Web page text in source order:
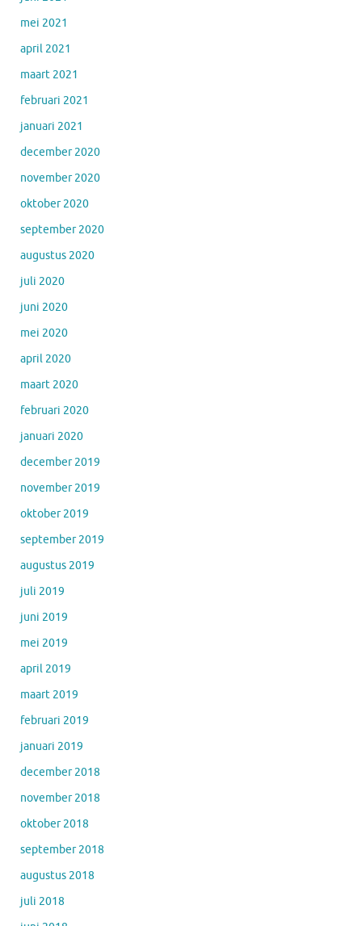
mei 2021
april 2021
maart 2021
februari 2021
januari 2021
december 2020
november 2020
oktober 2020
september 2020
augustus 2020
juli 2020
juni 2020
mei 2020
april 2020
maart 2020
februari 2020
januari 2020
december 2019
november 2019
oktober 2019
september 2019
augustus 2019
juli 2019
juni 2019
mei 2019
april 2019
maart 2019
februari 2019
januari 2019
december 2018
november 2018
oktober 2018
september 2018
augustus 2018
juli 2018